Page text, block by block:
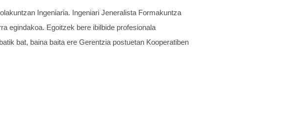
Ingeniaria. Ingeniari Jeneralista Formakuntza
egindakoa. Egoitzek bere ibilbide profesionala
bat, baina baita ere Gerentzia postuetan Kooperatiben